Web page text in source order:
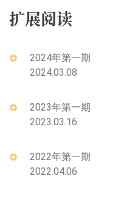
扩展阅读
2024年第一期
2024.03.08
2023年第一期
2023.03.16
2022年第一期
2022.04.06